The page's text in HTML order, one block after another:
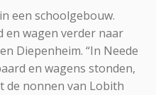
een schoolgebouw.
en wagen verder naar
Diepenheim. “In Neede
en wagens stonden,
de nonnen van Lobith